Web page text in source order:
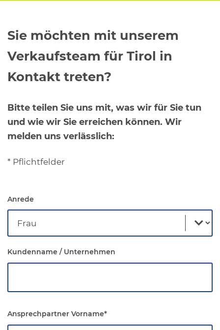
Sie möchten mit unserem
Verkaufsteam für Tirol in
Kontakt treten?
Bitte teilen Sie uns mit, was wir für Sie tun
und wie wir Sie erreichen können. Wir
melden uns verlässlich:
* Pflichtfelder
Anrede
Kundenname / Unternehmen
Ansprechpartner Vorname*